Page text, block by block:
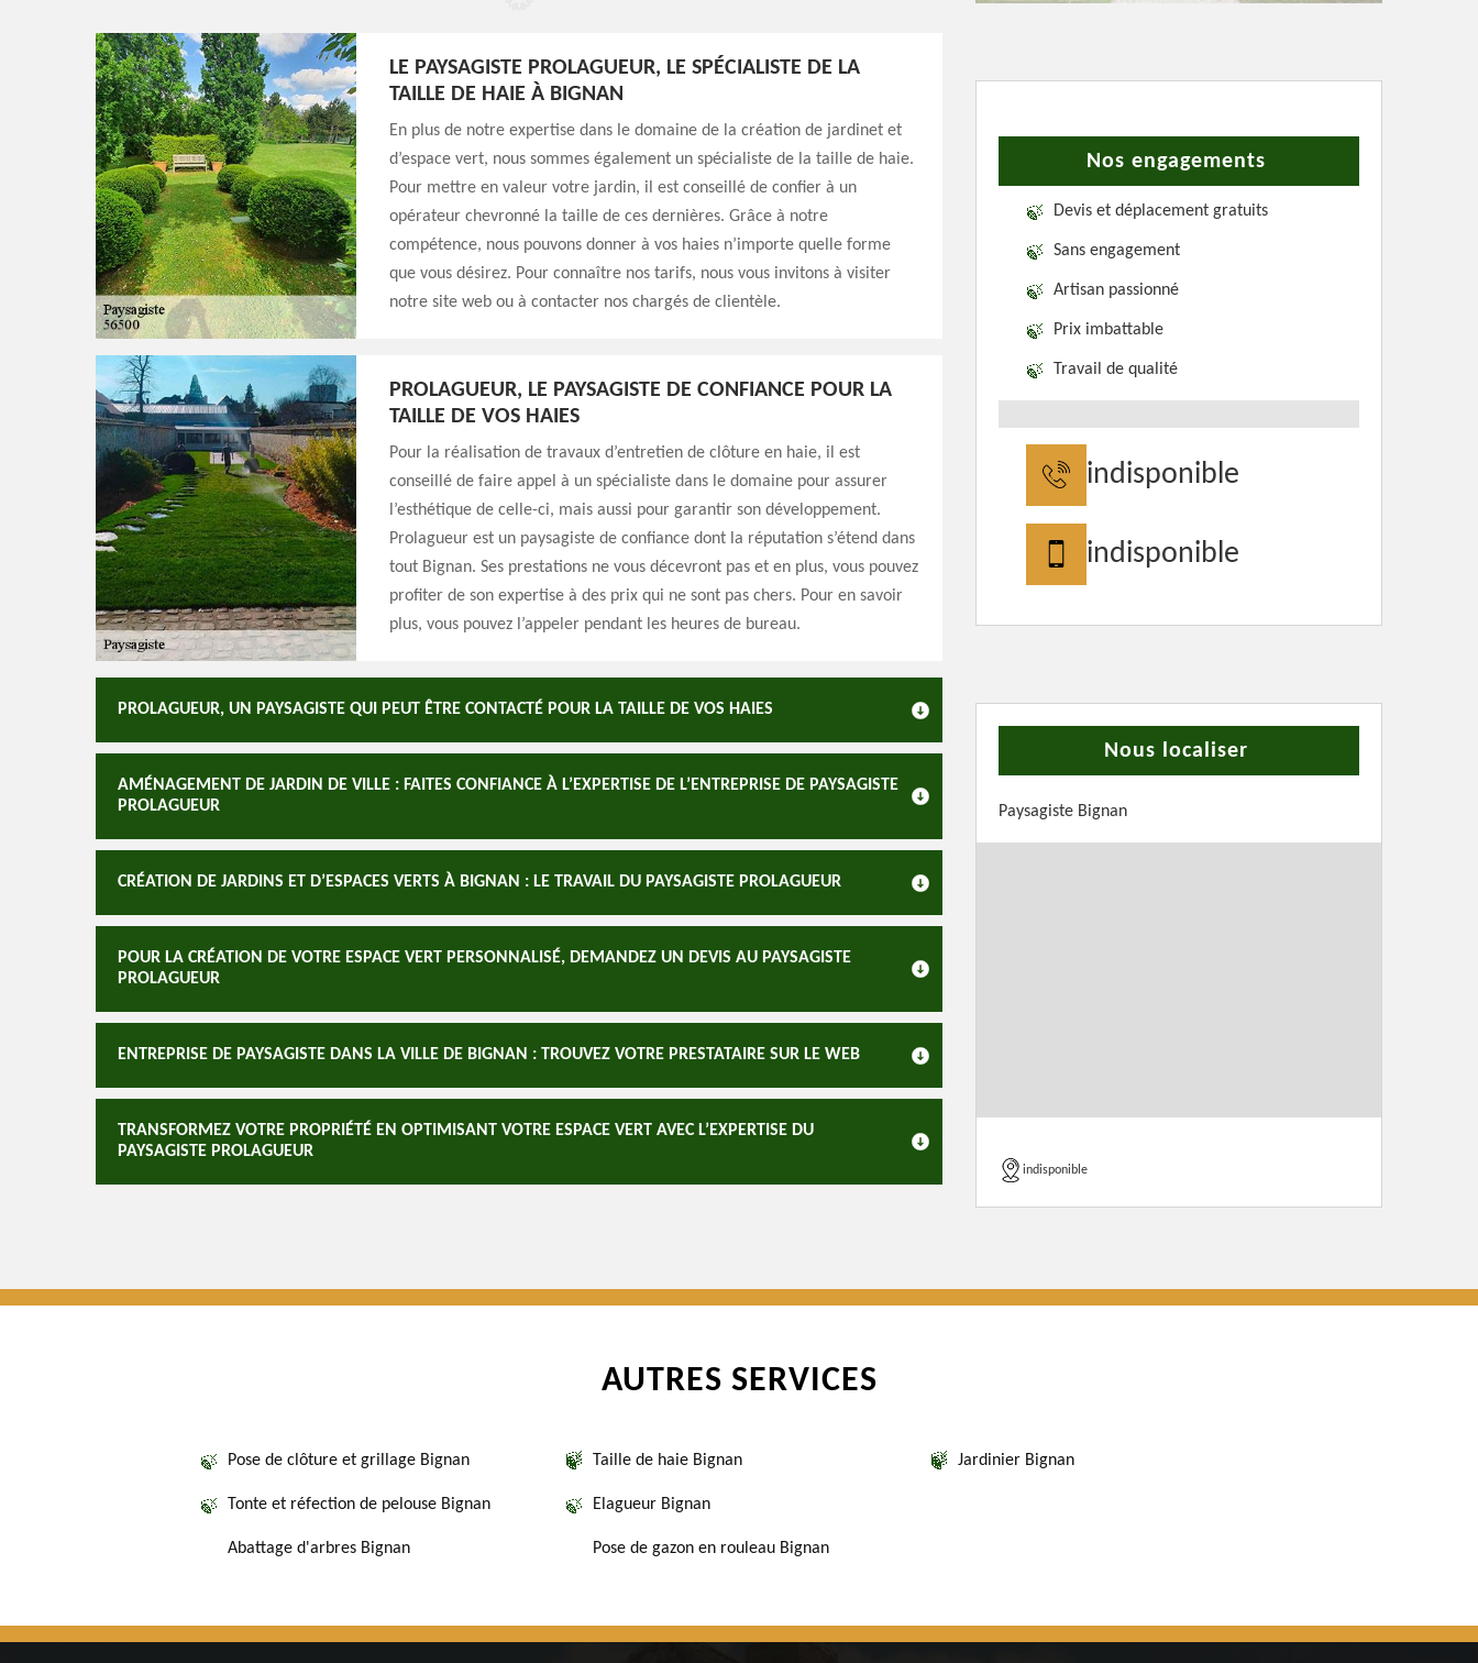
LE PAYSAGISTE PROLAGUEUR, LE SPÉCIALISTE DE LA
TAILLE DE HAIE À BIGNAN
En plus de notre expertise dans le domaine de la création de jardinet et
d’espace vert, nous sommes également un spécialiste de la taille de haie.
Pour mettre en valeur votre jardin, il est conseillé de confier à un
opérateur chevronné la taille de ces dernières. Grâce à notre
compétence, nous pouvons donner à vos haies n’importe quelle forme
que vous désirez. Pour connaître nos tarifs, nous vous invitons à visiter
notre site web ou à contacter nos chargés de clientèle.
PROLAGUEUR, LE PAYSAGISTE DE CONFIANCE POUR LA
TAILLE DE VOS HAIES
Pour la réalisation de travaux d’entretien de clôture en haie, il est
conseillé de faire appel à un spécialiste dans le domaine pour assurer
l’esthétique de celle-ci, mais aussi pour garantir son développement.
Prolagueur est un paysagiste de confiance dont la réputation s’étend dans
tout Bignan. Ses prestations ne vous décevront pas et en plus, vous pouvez
profiter de son expertise à des prix qui ne sont pas chers. Pour en savoir
plus, vous pouvez l’appeler pendant les heures de bureau.
PROLAGUEUR, UN PAYSAGISTE QUI PEUT ÊTRE CONTACTÉ POUR LA TAILLE DE VOS HAIES
AMÉNAGEMENT DE JARDIN DE VILLE : FAITES CONFIANCE À L’EXPERTISE DE L’ENTREPRISE DE PAYSAGISTE
PROLAGUEUR
CRÉATION DE JARDINS ET D’ESPACES VERTS À BIGNAN : LE TRAVAIL DU PAYSAGISTE PROLAGUEUR
POUR LA CRÉATION DE VOTRE ESPACE VERT PERSONNALISÉ, DEMANDEZ UN DEVIS AU PAYSAGISTE
PROLAGUEUR
ENTREPRISE DE PAYSAGISTE DANS LA VILLE DE BIGNAN : TROUVEZ VOTRE PRESTATAIRE SUR LE WEB
TRANSFORMEZ VOTRE PROPRIÉTÉ EN OPTIMISANT VOTRE ESPACE VERT AVEC L’EXPERTISE DU
PAYSAGISTE PROLAGUEUR
Nos engagements
Devis et déplacement gratuits
Sans engagement
Artisan passionné
Prix imbattable
Travail de qualité
indisponible
indisponible
Nous localiser
Paysagiste Bignan
indisponible
AUTRES SERVICES
Pose de clôture et grillage Bignan
Tonte et réfection de pelouse Bignan
Abattage d'arbres Bignan
Taille de haie Bignan
Elagueur Bignan
Pose de gazon en rouleau Bignan
Jardinier Bignan